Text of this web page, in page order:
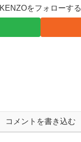
KENZOをフォローする
コメントを書き込む